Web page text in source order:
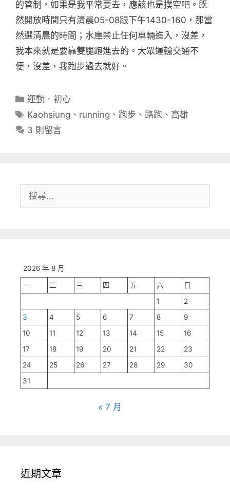
的管制，如果是我平常要去，應該也是撲空吧。既
然開放時間只有清晨05-08跟下午1430-160，那當
然選清晨的時間；水庫禁止任何車輛進入，沒差，
我本來就是要靠雙腿跑進去的。大眾運輸交通不
便，沒差，我跑步過去就好。
分
類
運動．初心
標
籤
Kaohsiung 、 running 、 跑步 、 路跑 、 高雄
3 則留言
尋:
2026 年 8 月
一 二 三 四 五 六
日
1
2
3
4 5 6 7 8
9
10
11 12 13 14 15
16
17
18 19 20 21 22
23
24
25 26 27 28 29
30
31
« 7 月
近期文章